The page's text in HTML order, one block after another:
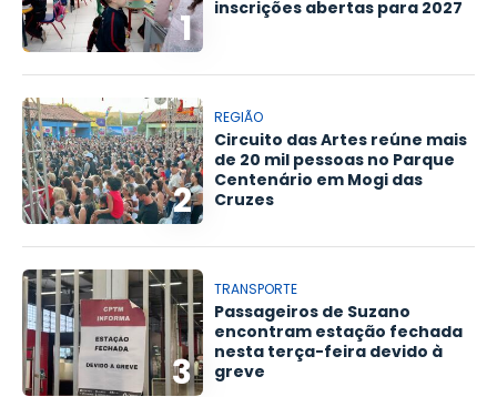
1
inscrições abertas para 2027
2
REGIÃO
Circuito das Artes reúne mais
de 20 mil pessoas no Parque
Centenário em Mogi das
Cruzes
3
TRANSPORTE
Passageiros de Suzano
encontram estação fechada
nesta terça-feira devido à
greve